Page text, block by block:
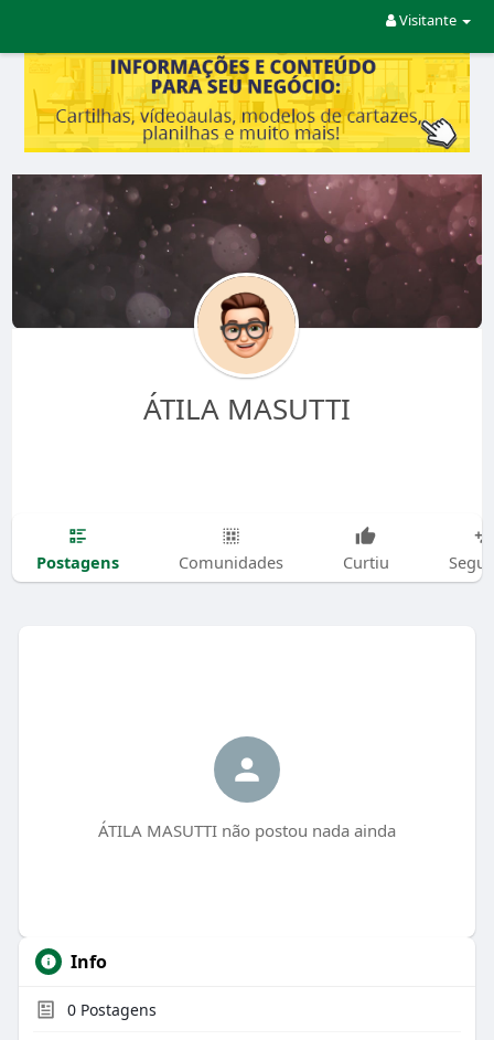
Visitante
ÁTILA MASUTTI
Postagens Comunidades Curtiu
ÁTILA MASUTTI não postou nada ainda
Info
0Postagens